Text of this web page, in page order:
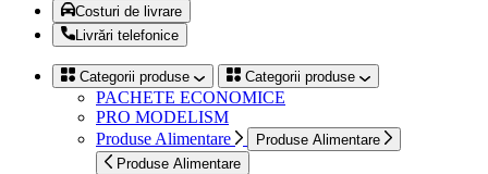
Costuri de livrare
Livrări telefonice
Categorii produse Categorii produse
PACHETE ECONOMICE
PRO MODELISM
Produse Alimentare
Produse Alimentare
Produse Alimentare